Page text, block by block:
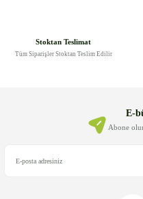
Ürün bilgilerinde hatalar
Ürün fiyatı diğer sitelerden
Stoktan Teslimat
Tüm Siparişler Stoktan Teslim Edilir
E-
Abone